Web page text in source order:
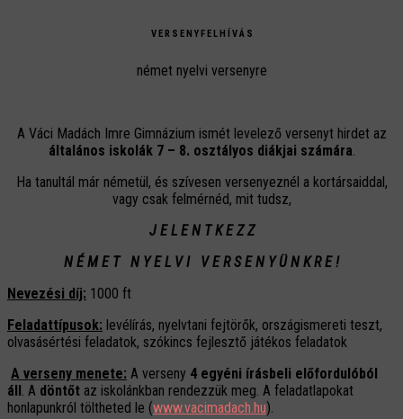
V E R S E N Y F E L H Í V Á S
német nyelvi versenyre
A Váci Madách Imre Gimnázium ismét levelező versenyt hirdet az
általános iskolák 7 – 8. osztályos diákjai számára.
Ha tanultál már németül, és szívesen versenyeznél a kortársaiddal,
vagy csak felmérnéd, mit tudsz,
J E L E N T K E Z Z
N É M E T N Y E L V I V E R S E N Y Ü N K R E !
Nevezési díj: 1000 ft
Feladattípusok: levélírás, nyelvtani fejtörők, országismereti teszt,
olvasásértési feladatok, szókincs fejlesztő játékos feladatok
A verseny menete: A verseny 4 egyéni írásbeli előfordulóból
áll . A döntőt az iskolánkban rendezzük meg. A feladatlapokat
honlapunkról töltheted le (www.vacimadach.hu).